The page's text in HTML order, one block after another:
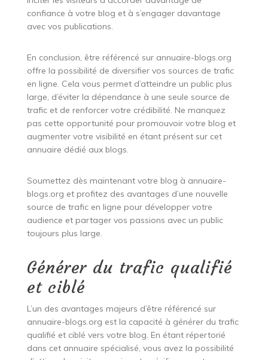
confiance à votre blog et à s’engager davantage
avec vos publications.
En conclusion, être référencé sur annuaire-blogs.org
offre la possibilité de diversifier vos sources de trafic
en ligne. Cela vous permet d’atteindre un public plus
large, d’éviter la dépendance à une seule source de
trafic et de renforcer votre crédibilité. Ne manquez
pas cette opportunité pour promouvoir votre blog et
augmenter votre visibilité en étant présent sur cet
annuaire dédié aux blogs.
Soumettez dès maintenant votre blog à annuaire-
blogs.org et profitez des avantages d’une nouvelle
source de trafic en ligne pour développer votre
audience et partager vos passions avec un public
toujours plus large.
Générer du trafic qualifié
et ciblé
L’un des avantages majeurs d’être référencé sur
annuaire-blogs.org est la capacité à générer du trafic
qualifié et ciblé vers votre blog. En étant répertorié
dans cet annuaire spécialisé, vous avez la possibilité